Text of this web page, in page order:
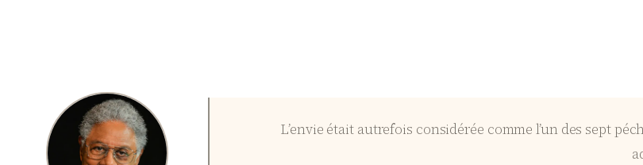
L’envie était autrefois considérée comme l’un des sept